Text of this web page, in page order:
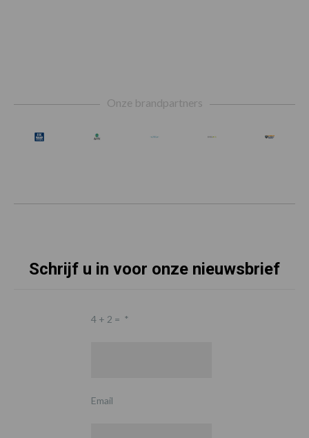
Onze brandpartners
Schrijf u in voor onze nieuwsbrief
4 + 2 = *
Email